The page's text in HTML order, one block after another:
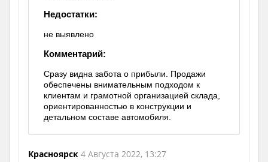
Недостатки:
не выявлено
Комментарий:
Сразу видна забота о прибыли. Продажи
обеспечены внимательным подходом к
клиентам и грамотной организацией склада,
ориентированностью в конструкции и
детальном составе автомобиля.
Красноярск 4 Августа 2022, 13:27